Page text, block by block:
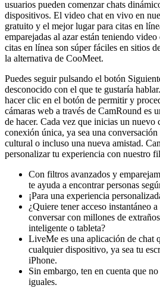
usuarios pueden comenzar chats
dispositivos. El video chat en vivo en
gratuito y el mejor lugar para citas en
emparejadas al azar están teniendo
citas en línea son súper fáciles en sitios
la alternativa de CooMeet.
Puedes seguir pulsando el botón
desconocido con el que te gustaría
hacer clic en el botón de permitir y
cámaras web a través de CamRound es
de hacer. Cada vez que inicias un nuevo
conexión única, ya sea una
cultural o incluso una nueva amistad.
personalizar tu experiencia con nuestro
Con filtros avanzados y
te ayuda a encontrar personas
¡Para una experiencia
¿Quiere tener acceso instantáneo
conversar con millones de
inteligente o tableta?
LiveMe es una aplicación de chat
cualquier dispositivo, ya sea tu
iPhone.
Sin embargo, ten en cuenta que
iguales.